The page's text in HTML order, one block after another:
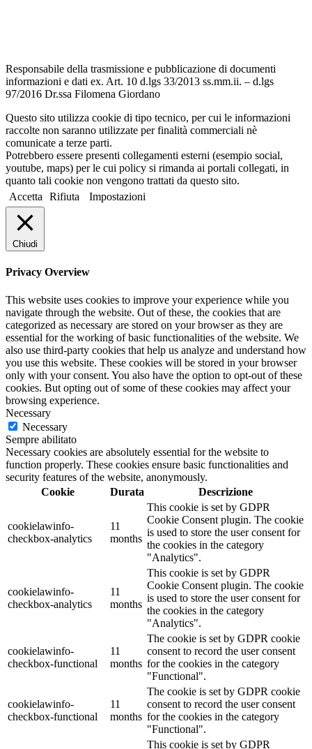
Responsabile della trasmissione e pubblicazione di documenti
informazioni e dati ex. Art. 10 d.lgs 33/2013 ss.mm.ii. – d.lgs
97/2016 Dr.ssa Filomena Giordano
Questo sito utilizza cookie di tipo tecnico, per cui le informazioni
raccolte non saranno utilizzate per finalità commerciali nè
comunicate a terze parti.
Potrebbero essere presenti collegamenti esterni (esempio social,
youtube, maps) per le cui policy si rimanda ai portali collegati, in
quanto tali cookie non vengono trattati da questo sito.
Accetta
Rifiuta Impostazioni
Chiudi
Privacy Overview
This website uses cookies to improve your experience while you
navigate through the website. Out of these, the cookies that are
categorized as necessary are stored on your browser as they are
essential for the working of basic functionalities of the website. We
also use third-party cookies that help us analyze and understand how
you use this website. These cookies will be stored in your browser
only with your consent. You also have the option to opt-out of these
cookies. But opting out of some of these cookies may affect your
browsing experience.
Necessary
Necessary
Sempre abilitato
Necessary cookies are absolutely essential for the website to
function properly. These cookies ensure basic functionalities and
security features of the website, anonymously.
Cookie
Durata Descrizione
cookielawinfo-
checkbox-analytics
11
months
This cookie is set by GDPR
Cookie Consent plugin. The cookie
is used to store the user consent for
the cookies in the category
"Analytics".
cookielawinfo-
checkbox-analytics
11
months
This cookie is set by GDPR
Cookie Consent plugin. The cookie
is used to store the user consent for
the cookies in the category
"Analytics".
cookielawinfo-
checkbox-functional
11
months
The cookie is set by GDPR cookie
consent to record the user consent
for the cookies in the category
"Functional".
cookielawinfo-
checkbox-functional
11
months
The cookie is set by GDPR cookie
consent to record the user consent
for the cookies in the category
"Functional".
This cookie is set by GDPR